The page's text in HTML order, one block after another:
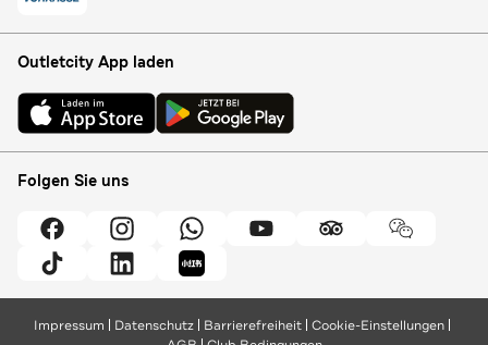
Outletcity App laden
Folgen Sie uns
Impressum Datenschutz Barrierefreiheit Cookie-Einstellungen